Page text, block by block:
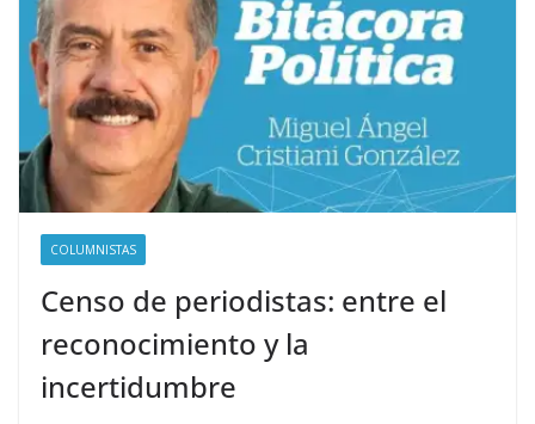
COLUMNISTAS
Censo de periodistas: entre el
reconocimiento y la
incertidumbre